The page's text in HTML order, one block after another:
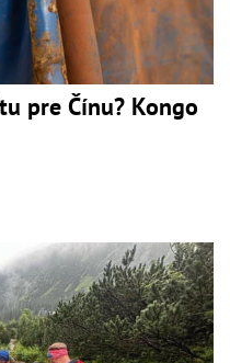
pre Čínu? Kongo